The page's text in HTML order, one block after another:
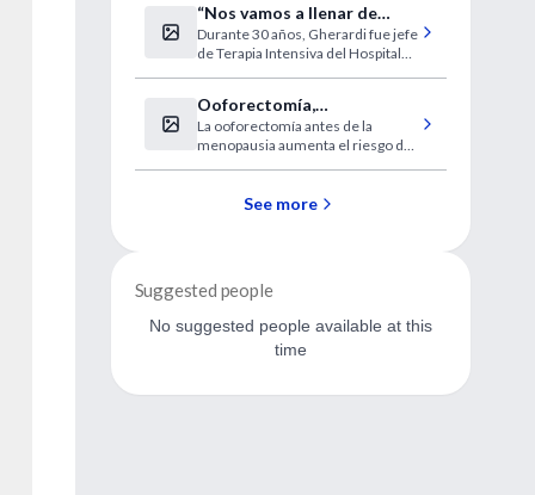
cientos de genes
“Nos vamos a llenar de
enfermos en estado
vegetativo”
Durante 30 años, Gherardi fue jefe
de Terapia Intensiva del Hospital
Ooforectomía,
parkinsonimso y demencia
La ooforectomía antes de la
menopausia aumenta el riesgo de
See more
Suggested people
No suggested people available at this
time